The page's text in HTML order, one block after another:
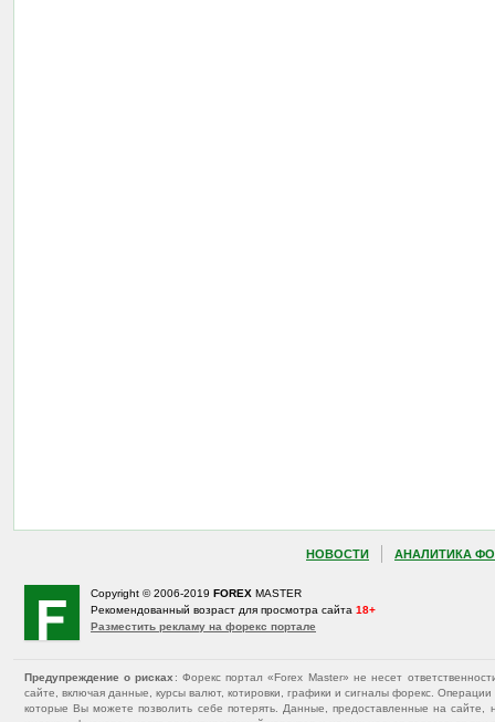
НОВОСТИ АНАЛИТИКА
Copyright © 2006-2019 FOREX MASTER
Рекомендованный возраст для просмотра сайта 18+
Разместить рекламу на форекс портале
Предупреждение о рисках : Форекс портал «Forex Master» не несет
сайте, включая данные, курсы валют, котировки, графики и сигналы форекс.
которые Вы можете позволить себе потерять. Данные, предоставленные на